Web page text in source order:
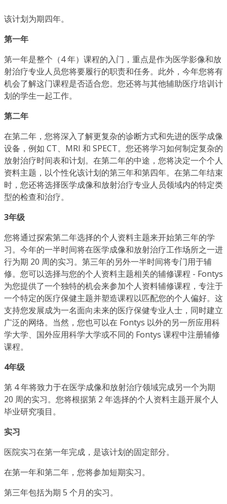
该计划为期四年。
第一年
第一年是整个（4 年）课程的入门，重点是作为医学影像和放
射治疗专业人员您将要履行的职责和任务。此外，今年您将有
机会了解这门课程是否适合您。您还将与其他辅助医疗培训计
划的学生一起工作。
第二年
在第二年，您将深入了解更复杂的诊断方式和先进的医学成像
设备，例如 CT、MRI 和 SPECT。您还将学习如何制定复杂的
放射治疗时间表和计划。在第二年的中途，您将决定一个个人
资料主题，以个性化该计划的第三年和第四年。在第二年结束
时，您还将选择医学成像和放射治疗专业人员领域内的特定类
型的检查和治疗。
3年级
您将通过探索第二年选择的个人资料主题来开始第三年的学
习。今年的一半时间将在医学成像和放射治疗工作场所之一进
行为期 20 周的实习。第三年的另外一半时间将专门用于辅
修。您可以选择与您的个人资料主题相关的辅修课程 - Fontys
为您提供了一个独特的机会来参加个人资料辅修课程，专注于
一个特定的医疗保健主题并塑造课程以匹配您的个人偏好。这
支持您发展成为一名面向未来的医疗保健专业人士，同时建立
广泛的网络。当然，您也可以在 Fontys 以外的另一所应用科
学大学、国外应用科学大学或不同的 Fontys 课程中注册辅修
课程。
4年级
第 4 年将致力于在医学成像和放射治疗领域完成另一个为期
20 周的实习。您将根据第 2 年选择的个人资料主题开展个人
毕业研究项目。
实习
医院实习在第一年完成，是该计划的固定部分。
在第一年和第二年，您将参加短期实习。
第三年包括为期 5 个月的实习。